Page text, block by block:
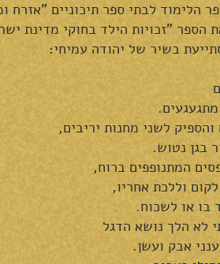
בשיר של יהודה עמיחי:
לשני מחנות יריבים,
בגן נטוש.
המתנופפים ברוח,
וללכת אחריו,
בו או לשכוח.
לא הלך נושא הדגל
אבק ועשן.